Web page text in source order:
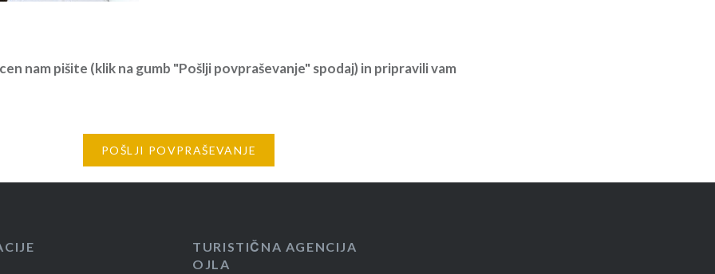
nam pišite (klik na gumb "Pošlji povpraševanje" spodaj) in pripravili vam
POŠLJI POVPRAŠEVANJE
TURISTIČNA AGENCIJA
OJLA